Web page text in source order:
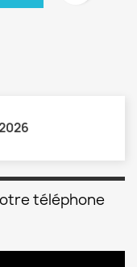
téléphone